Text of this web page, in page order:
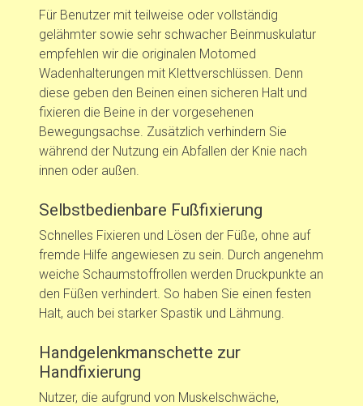
Für Benutzer mit teilweise oder vollständig
gelähmter sowie sehr schwacher Beinmuskulatur
empfehlen wir die originalen Motomed
Wadenhalterungen mit Klettverschlüssen. Denn
diese geben den Beinen einen sicheren Halt und
fixieren die Beine in der vorgesehenen
Bewegungsachse. Zusätzlich verhindern Sie
während der Nutzung ein Abfallen der Knie nach
innen oder außen.
Selbstbedienbare Fußfixierung
Schnelles Fixieren und Lösen der Füße, ohne auf
fremde Hilfe angewiesen zu sein. Durch angenehm
weiche Schaumstoffrollen werden Druckpunkte an
den Füßen verhindert. So haben Sie einen festen
Halt, auch bei starker Spastik und Lähmung.
Handgelenkmanschette zur
Handfixierung
Nutzer, die aufgrund von Muskelschwäche,